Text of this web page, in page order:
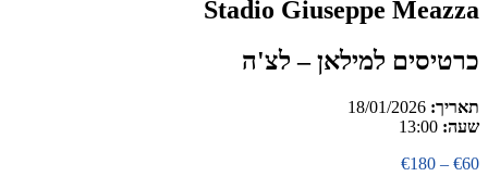
Stadio Giuseppe Meazza
כרטיסים למילאן – לצ'ה
תאריך:
שעה:
€60
–
€180 טווח